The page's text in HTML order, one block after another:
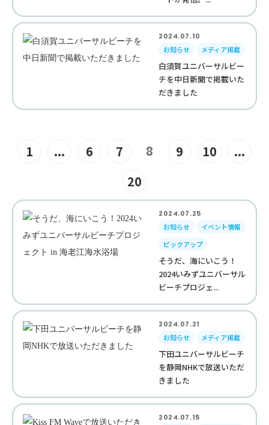
2024.07.10
お知らせ
メディア掲載
白須賀ユニバーサルビー
チを中日新聞で掲載いた
だきました
1 ... 6 7 8 9 10
...
20
2024.07.25
お知らせ
イベント情報
ピックアップ
そうだ、海にいこう！
2024いみずユニバーサル
ビーチプロジェ...
2024.07.21
お知らせ
メディア掲載
下田ユニバーサルビーチ
を静岡NHKで放送いただ
きました
2024.07.15